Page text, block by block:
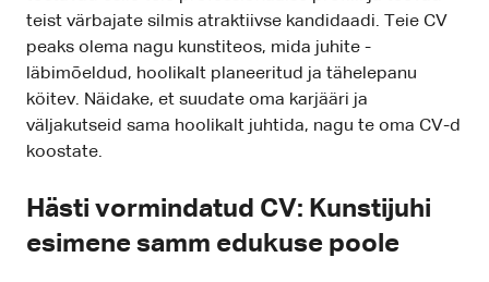
teist värbajate silmis atraktiivse kandidaadi. Teie CV
peaks olema nagu kunstiteos, mida juhite -
läbimõeldud, hoolikalt planeeritud ja tähelepanu
köitev. Näidake, et suudate oma karjääri ja
väljakutseid sama hoolikalt juhtida, nagu te oma CV-d
koostate.
Hästi vormindatud CV: Kunstijuhi
esimene samm edukuse poole